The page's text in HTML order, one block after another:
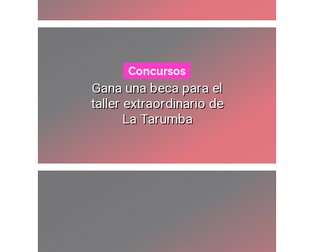
Concursos
Gana una beca para el
taller extraordinario de
La Tarumba